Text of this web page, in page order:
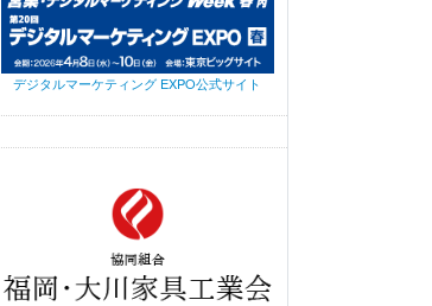
デジタルマーケティング EXPO公式サイト